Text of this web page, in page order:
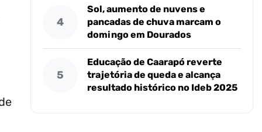
4
Sol, aumento de nuvens e
pancadas de chuva marcam o
domingo em Dourados
5
Educação de Caarapó reverte
trajetória de queda e alcança
resultado histórico no Ideb 2025